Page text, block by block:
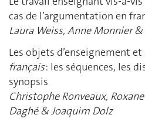
cas de l’argumentation en
Laura Weiss, Anne Monnier &
Les objets d’enseignement
français: les séquences, les
synopsis
Christophe Ronveaux,
Daghé & Joaquim Dolz